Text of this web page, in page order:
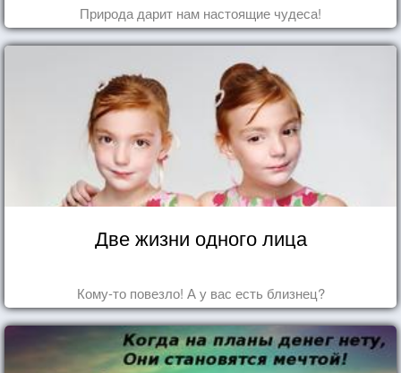
Природа дарит нам настоящие чудеса!
Две жизни одного лица
Кому-то повезло! А у вас есть близнец?